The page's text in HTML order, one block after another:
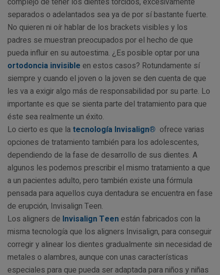
separados o adelantados sea ya de por sí bastante fuerte.
No quieren ni oír hablar de los brackets visibles y los
padres se muestran preocupados por el hecho de que
pueda influir en su autoestima. ¿Es posible optar por una
ortodoncia invisible en estos casos? Rotundamente sí
siempre y cuando el joven o la joven se den cuenta de que
les va a exigir algo más de responsabilidad por su parte. Lo
importante es que se sienta parte del tratamiento para que
éste sea realmente un éxito.
Lo cierto es que latecnología Invisalign® ofrece varias
opciones de tratamiento también para los adolescentes,
dependiendo de la fase de desarrollo de sus dientes. A
algunos les podemos prescribir el mismo tratamiento a que
a un pacientes adulto, pero también existe una fórmula
pensada para aquellos cuya dentadura se encuentra en fase
de erupción, Invisalign Teen.
Los aligners de Invisalign Teenestán fabricados con la
misma tecnología que los aligners Invisalign, para conseguir
corregir y alinear los dientes gradualmente sin necesidad de
metales o alambres, aunque con unas características
especiales para que pueda ser adaptada para niños y niñas